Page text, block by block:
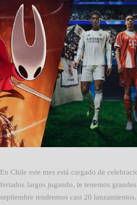
Facebook Twitter
En Chile este mes está cargado de
feriados largos jugando, te tenemos
septiembre tendremos casi 20